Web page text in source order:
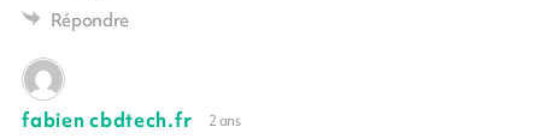
Répondre
fabien cbdtech.fr 2 ans